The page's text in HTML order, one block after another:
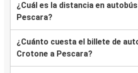
¿Cuál es la distancia en
Pescara?
¿Cuánto cuesta el billete de
Crotone a Pescara?